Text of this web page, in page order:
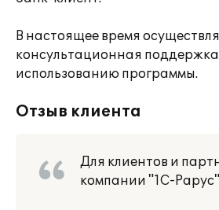
В настоящее время
консультационная поддержка
использованию программы.
Отзыв клиента
Для клиентов и
компании "1С-Рарус"